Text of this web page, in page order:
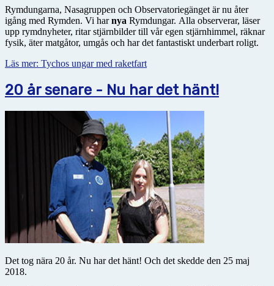
Rymdungarna, Nasagruppen och Observatoriegänget är nu åter
igång med Rymden. Vi harnya Rymdungar. Alla observerar, läser
upp rymdnyheter, ritar stjärnbilder till vår egen stjärnhimmel, räknar
fysik, äter matgåtor, umgås och har det fantastiskt underbart roligt.
Läs mer: Tychos ungar med raketfart
20 år senare - Nu har det hänt!
Det tog nära 20 år. Nu har det hänt! Och det skedde den 25 maj
2018.